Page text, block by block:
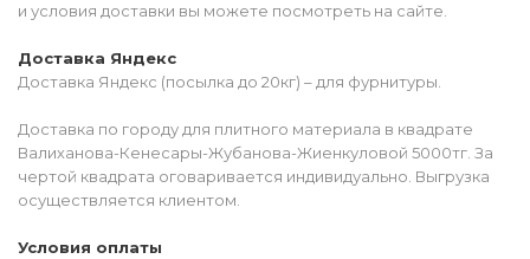
и условия доставки вы можете посмотреть на сайте.
Доставка Яндекс
Доставка Яндекс (посылка до 20кг) – для фурнитуры.
Доставка по городу для плитного материала в квадрате
Валиханова-Кенесары-Жубанова-Жиенкуловой 5000тг. За
чертой квадрата оговаривается индивидуально. Выгрузка
осуществляется клиентом.
Условия оплаты